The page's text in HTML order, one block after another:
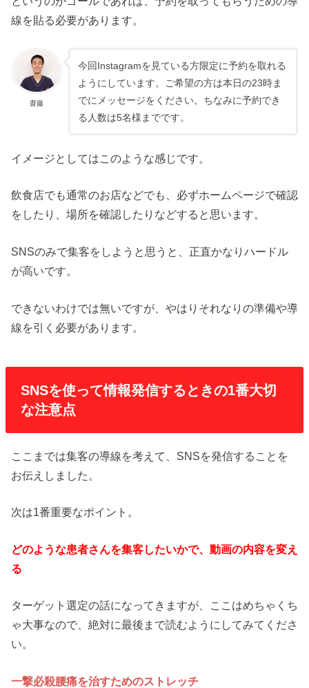
線を貼る必要があります。
齋藤
今回Instagramを見ている方限定に予約を取れる
ようにしています。ご希望の方は本日の23時ま
でにメッセージをください。ちなみに予約でき
る人数は5名様までです。
イメージとしてはこのような感じです。
飲食店でも通常のお店などでも、必ずホームページで確認
をしたり、場所を確認したりなどすると思います。
SNSのみで集客をしようと思うと、正直かなりハードル
が高いです。
できないわけでは無いですが、やはりそれなりの準備や導
線を引く必要があります。
SNSを使って情報発信するときの1番大切
な注意点
ここまでは集客の導線を考えて、SNSを発信することを
お伝えしました。
次は1番重要なポイント。
どのような患者さんを集客したいかで、動画の内容を変え
る
ターゲット選定の話になってきますが、ここはめちゃくち
ゃ大事なので、絶対に最後まで読むようにしてみてくださ
い。
一撃必殺腰痛を治すためのストレッチ